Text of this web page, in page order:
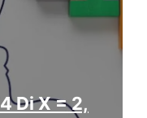
Di X = 2,